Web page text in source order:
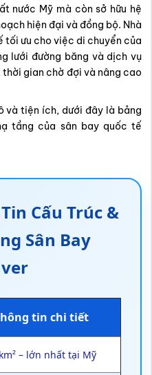
nước Mỹ mà còn sở hữu hệ
hiện đại và đồng bộ. Nhà
tối ưu cho việc di chuyển của
lưới đường băng và dịch vụ
gian chờ đợi và nâng cao
và tiện ích, dưới đây là bảng
tầng của sân bay quốc tế
Cấu Trúc &
Sân Bay
tin chi tiết
– lớn nhất tại Mỹ